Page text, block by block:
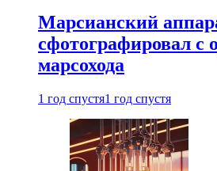
Марсианский
сфотографировал с
марсохода
1 год спустя1 год спустя